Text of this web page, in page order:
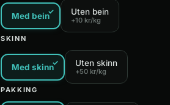
Med bein✓ Uten bein
+10 kr/kg
SKINN
Med skinn✓ Uten skinn
+50 kr/kg
PAKKING